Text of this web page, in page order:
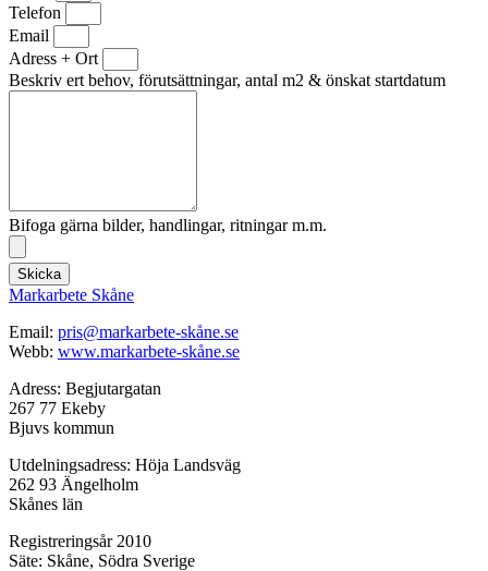
Telefon
Email
Adress + Ort
Beskriv ert behov, förutsättningar, antal m2 & önskat startdatum
Bifoga gärna bilder, handlingar, ritningar m.m.
Skicka
Markarbete Skåne
Email: pris@markarbete-skåne.se
Webb: www.markarbete-skåne.se
Adress: Begjutargatan
267 77 Ekeby
Bjuvs kommun
Utdelningsadress: Höja Landsväg
262 93 Ängelholm
Skånes län
Registreringsår 2010
Säte: Skåne, Södra Sverige